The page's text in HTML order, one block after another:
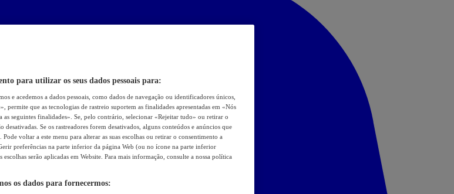
para utilizar os seus dados pessoais para:
e acedemos a dados pessoais, como dados de navegação ou identificadores únicos,
permite que as tecnologias de rastreio suportem as finalidades apresentadas em «Nós
as seguintes finalidades». Se, pelo contrário, selecionar «Rejeitar tudo» ou retirar o
desativadas. Se os rastreadores forem desativados, alguns conteúdos e anúncios que
voltar a este menu para alterar as suas escolhas ou retirar o consentimento a
preferências na parte inferior da página Web (ou no ícone na parte inferior
escolhas serão aplicadas em Website. Para mais informação, consulte a nossa política
os dados para fornecermos: